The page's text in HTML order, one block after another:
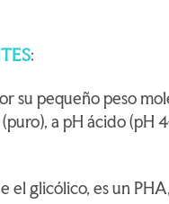
:
su pequeño peso
a pH ácido (pH
el glicólico, es un